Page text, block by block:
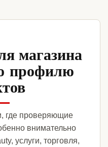
магазина
профилю
где проверяющие
внимательно
услуги, торговля,